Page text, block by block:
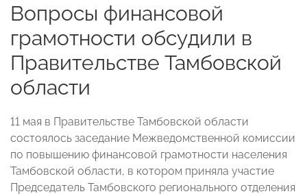
Вопросы финансовой
грамотности обсудили в
Правительстве Тамбовской
области
11 мая в Правительстве Тамбовской области
состоялось заседание Межведомственной комиссии
по повышению финансовой грамотности населения
Тамбовской области, в котором приняла участие
Председатель Тамбовского регионального отделения